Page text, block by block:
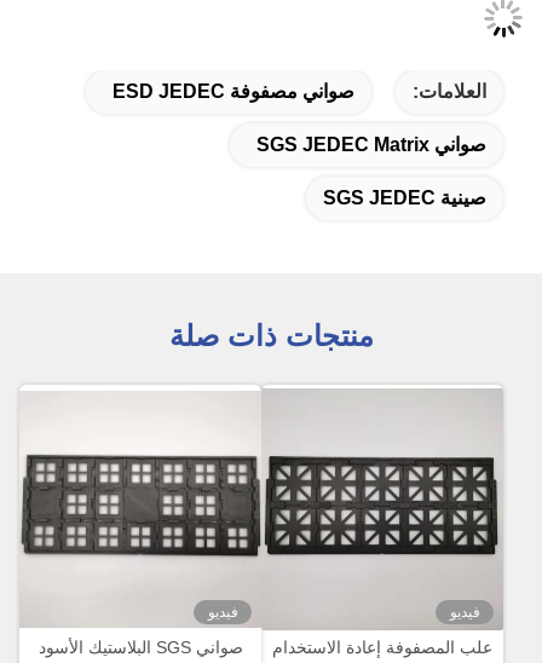
العلامات: صواني مصفوفة ESD JEDEC
صواني SGS JEDEC Matrix
صينية SGS JEDEC
منتجات ذات صلة
فيديو
علب المصفوفة إعادة الاستخدام
فيديو
صواني SGS البلاستيك الأسود